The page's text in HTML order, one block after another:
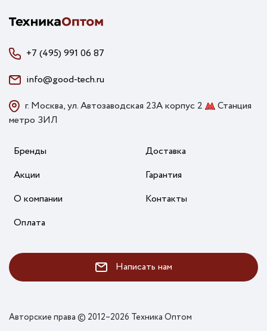
+7 (495) 991 06 87
info@good-tech.ru
г. Москва, ул. Автозаводская 23А корпус 2
Станция
метро ЗИЛ
Бренды
Акции
О компании
Оплата
Доставка
Гарантия
Контакты
Написать нам
Авторские права © 2012–2026 Техника Оптом